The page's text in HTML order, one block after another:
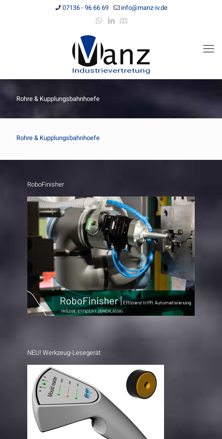
07136 - 96 66 69 info@manz-iv.de
Rohre & Kupplungsbahnhoefe
Rohre & Kupplungsbahnhoefe
RoboFinisher
NEU! Werkzeug-Lesegerät